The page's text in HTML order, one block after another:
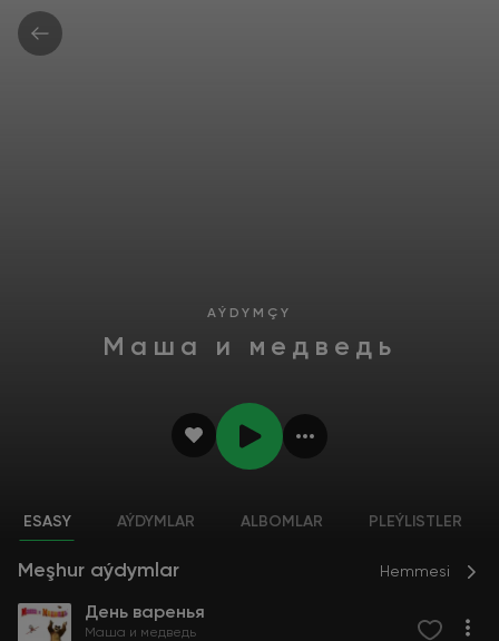
AÝDYMÇY
Маша и медведь
ESASY AÝDYMLAR ALBOMLAR PLEÝLISTLER
Meşhur aýdymlar Hemmesi
День варенья
Маша и медведь